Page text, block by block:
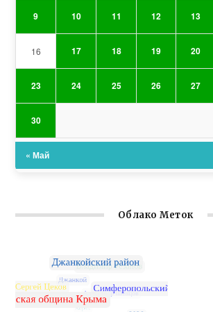
9 10 11 12 13
16 17 18 19 20
23 24 25 26 27
30
« Май
Облако Меток